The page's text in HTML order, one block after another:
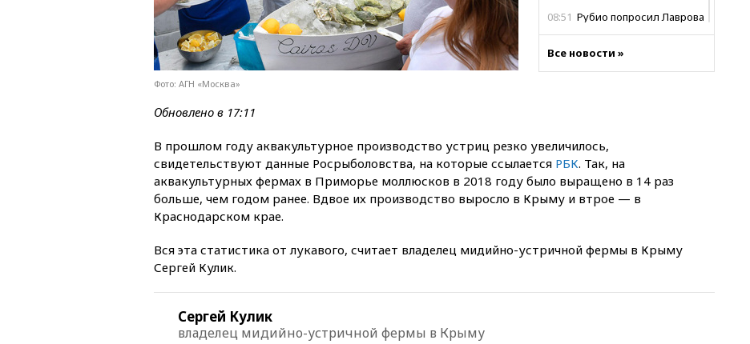
08:51 Рубио попросил Лаврова
осужденного в России
есть жертвы
07:00 Лесной пожар в 30
километрах от Ванкувера
привел к эвакуации жителей
выплатить $567 млн по делу о
вреде психическому
Все новости »
Фото: АГН «Москва»
Обновлено в 17:11
В прошлом году аквакультурное производство устриц резко увеличилось,
свидетельствуют данные Росрыболовства, на которые ссылается РБК. Так, на
аквакультурных фермах в Приморье моллюсков в 2018 году было выращено в 14 раз
больше, чем годом ранее. Вдвое их производство выросло в Крыму и втрое — в
Краснодарском крае.
Вся эта статистика от лукавого, считает владелец мидийно-устричной фермы в Крыму
Сергей Кулик.
Сергей Кулик
владелец мидийно-устричной фермы в Крыму